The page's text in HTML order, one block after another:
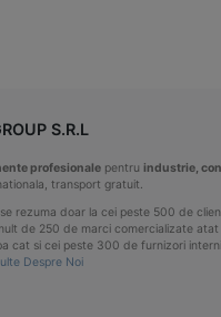
S.R.L
profesionale pentru industrie,
transport gratuit.
rezuma doar la cei peste 500 de
de 250 de marci comercializate atat
cat si cei peste 300 de furnizori
Despre Noi